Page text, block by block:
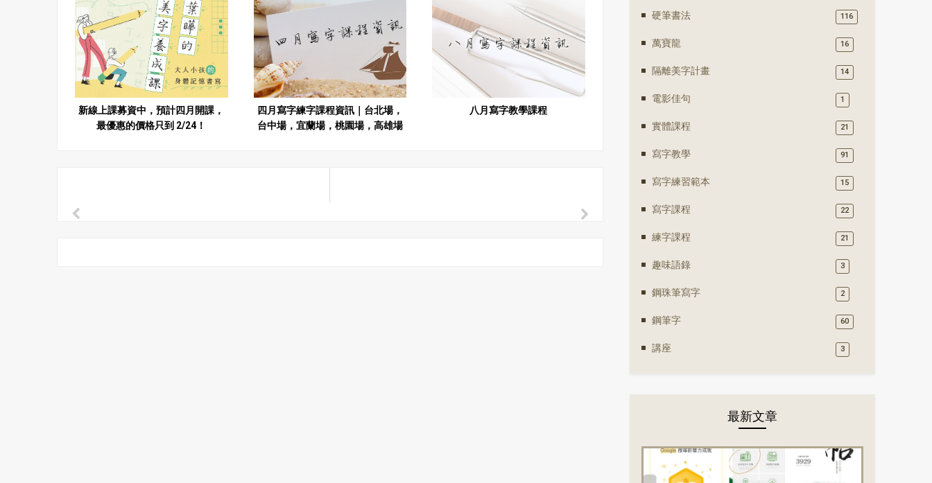
新線上課募資中，預計四月開課，
最優惠的價格只到 2/24！
四月寫字練字課程資訊｜台北場，
台中場，宜蘭場，桃園場，高雄場
八月寫字教學課程
硬筆書法 116
萬寶龍 16
隔離美字計畫 14
電影佳句 1
實體課程 21
寫字教學 91
寫字練習範本 15
寫字課程 22
練字課程 21
趣味語錄 3
鋼珠筆寫字 2
鋼筆字 60
講座 3
最新文章